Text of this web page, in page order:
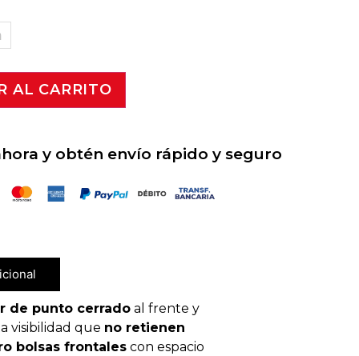
AL CARRITO
y obtén envío rápido y seguro
de punto cerrado al frente y
visibilidad que no retienen
bolsas frontales con espacio